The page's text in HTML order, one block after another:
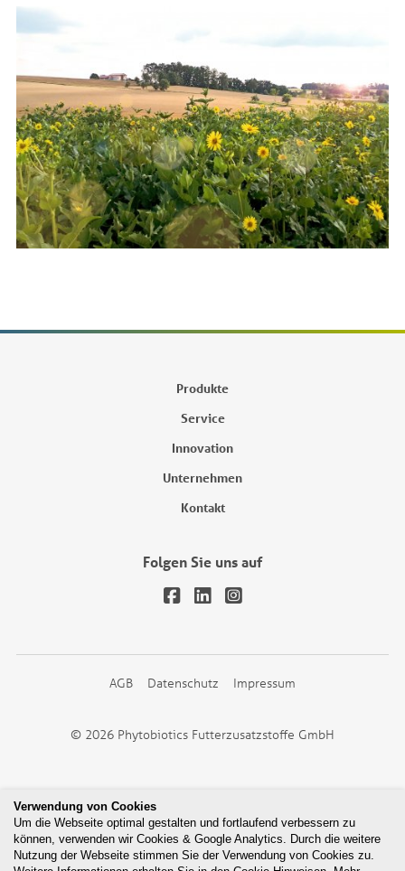
Produkte
Service
Innovation
Unternehmen
Kontakt
Folgen Sie uns auf
AGB Datenschutz Impressum
© 2026 Phytobiotics Futterzusatzstoffe GmbH
Verwendung von Cookies
Um die Webseite optimal gestalten und fortlaufend verbessern zu
können, verwenden wir Cookies & Google Analytics. Durch die weitere
Nutzung der Webseite stimmen Sie der Verwendung von Cookies zu.